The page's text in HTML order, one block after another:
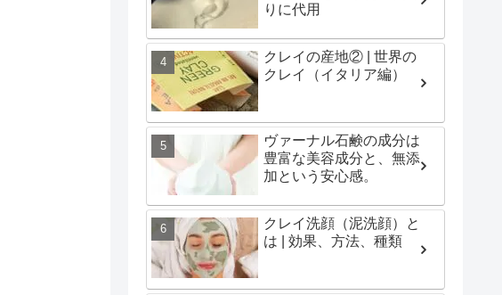
りに代用
クレイの産地② | 世界の
クレイ（イタリア編）
ヴァーナル石鹸の成分は
豊富な美容成分と、無添
加という安心感。
クレイ洗顔（泥洗顔）と
は | 効果、方法、種類